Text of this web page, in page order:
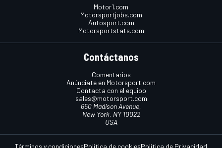
Motor1.com
Motorsportjobs.com
Autosport.com
Motorsportstats.com
Contáctanos
Comentarios
Anúnciate en Motorsport.com
Contacta con el equipo
sales@motorsport.com
650 Madison Avenue,
New York, NY 10022
USA
Términos y condicionesPolítica de cookiesPolítica de Privacidad